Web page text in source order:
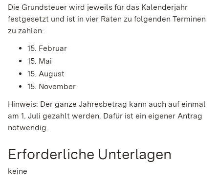
Die Grundsteuer wird jeweils für das Kalenderjahr
festgesetzt und ist in vier Raten zu folgenden Terminen
zu zahlen:
15. Februar
15. Mai
15. August
15. November
Hinweis: Der ganze Jahresbetrag kann auch auf einmal
am 1. Juli gezahlt werden. Dafür ist ein eigener Antrag
notwendig.
Erforderliche Unterlagen
keine